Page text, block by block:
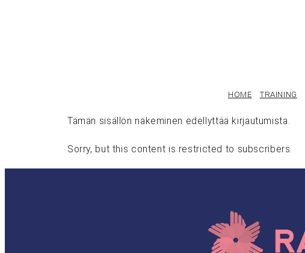
HOME TRAINING
Tämän sisällön näkeminen edellyttää kirjautumista.
Sorry, but this content is restricted to subscribers.